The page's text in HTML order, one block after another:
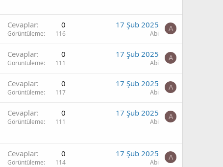
Cevaplar 0
Görüntüleme 116
17 Şub 2025
Abi
A
Cevaplar 0
Görüntüleme 111
17 Şub 2025
Abi
A
Cevaplar 0
Görüntüleme 117
17 Şub 2025
Abi
A
Cevaplar 0
Görüntüleme 111
17 Şub 2025
Abi
A
Cevaplar 0
Görüntüleme 114
17 Şub 2025
Abi
A